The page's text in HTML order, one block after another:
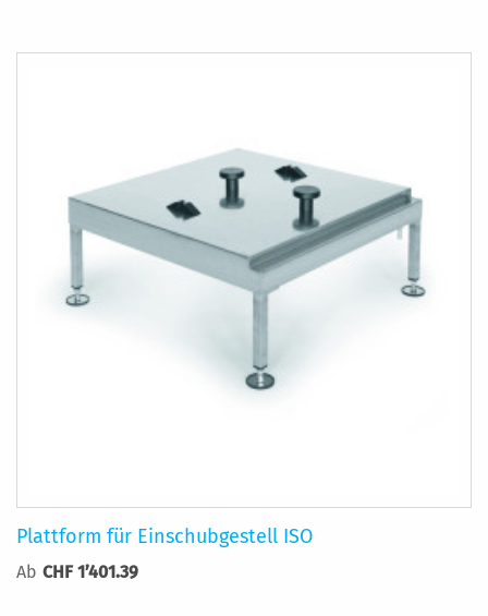
HINZUFÜGEN
Plattform für Einschubgestell ISO
Ab CHF 1’401.39